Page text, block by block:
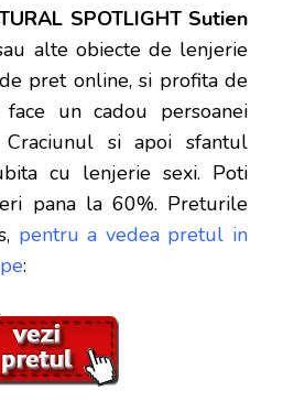
SPOTLIGHT Sutien
alte obiecte de lenjerie
pret online, si profita de
un cadou persoanei
si apoi sfantul
cu lenjerie sexi. Poti
pana la 60%. Preturile
pentru a vedea pretul in
: